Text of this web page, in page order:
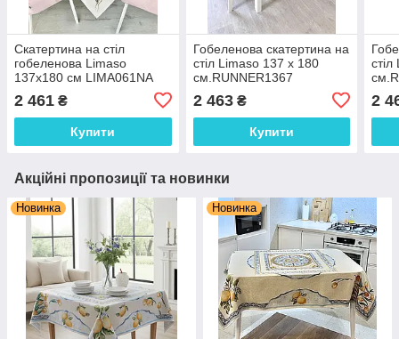
Скатертина на стіл
гобеленова Limaso
137х180 см LIMA061NA
2 461 ₴
Купити
Гобеленова скатертина на
стіл Limaso 137 х 180
см.RUNNER1367
2 463₴
Купити
2
Акційні пропозиції та новинки
Новинка Новинка